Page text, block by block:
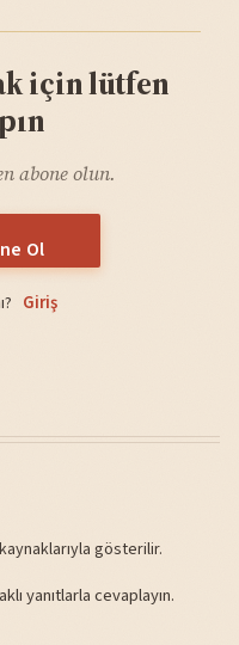
için lütfen
abone olun.
Ol
Giriş
gösterilir.
yanıtlarla cevaplayın.